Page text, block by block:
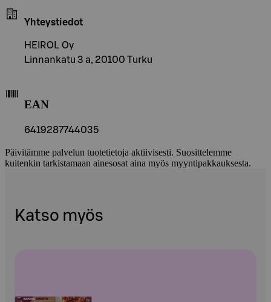
Yhteystiedot
HEIROL Oy
Linnankatu 3 a, 20100 Turku
EAN
6419287744035
Päivitämme palvelun tuotetietoja aktiivisesti. Suosittelemme
kuitenkin tarkistamaan ainesosat aina myös myyntipakkauksesta.
Katso myös